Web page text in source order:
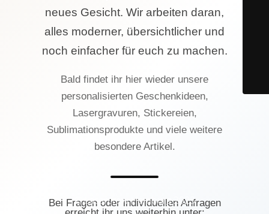
neues Gesicht. Wir arbeiten daran,
alles moderner, übersichtlicher und
noch einfacher für euch zu machen.
Bald findet ihr hier wieder unsere
personalisierten Geschenkideen,
Lasergravuren, Stickereien,
Sublimationsprodukte und viele weitere
besondere Artikel.
Bei Fragen oder individuellen Anfragen
© Lasercrew Hamburg 2023